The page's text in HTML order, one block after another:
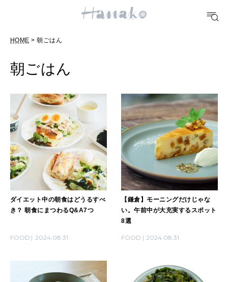
どこ行く？
FORTUNE
明日のわたし
[12星座別] Weekly Holoscope
[12星座別] Monthly Love Holoscope
女神まり愛のタロットメッセージ
算命学がわかる今月のあなた
HEALTH
自分にやさしく
LEARN
HOME > 朝ごはん
朝ごはん
ダイエット中の朝食はどうるすべ
き？ 朝食にまつわるQ&A7つ
FOOD 2024.08.31
【鎌倉】モーニングだけじゃな
い。午前中が大充実するスポット
8選
FOOD 2024.08.31